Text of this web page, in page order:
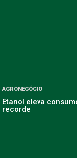
AGRONEGÓCIO
Etanol eleva
recorde